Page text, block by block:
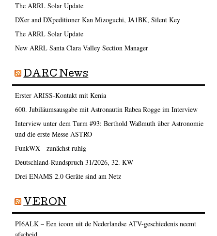
The ARRL Solar Update
DXer and DXpeditioner Kan Mizoguchi, JA1BK, Silent Key
The ARRL Solar Update
New ARRL Santa Clara Valley Section Manager
DARC News
Erster ARISS-Kontakt mit Kenia
600. Jubiläumsausgabe mit Astronautin Rabea Rogge im Interview
Interview unter dem Turm #93: Berthold Waßmuth über Astronomie
und die erste Messe ASTRO
FunkWX - zunächst ruhig
Deutschland-Rundspruch 31/2026, 32. KW
Drei ENAMS 2.0 Geräte sind am Netz
VERON
PI6ALK – Een icoon uit de Nederlandse ATV-geschiedenis neemt
afscheid